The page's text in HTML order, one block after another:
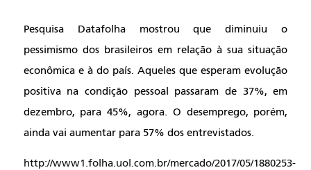
Pesquisa Datafolha mostrou que diminuiu o
pessimismo dos brasileiros em relação à sua situação
econômica e à do país. Aqueles que esperam evolução
positiva na condição pessoal passaram de 37%, em
dezembro, para 45%, agora. O desemprego, porém,
ainda vai aumentar para 57% dos entrevistados.
http://www1.folha.uol.com.br/mercado/2017/05/1880253-